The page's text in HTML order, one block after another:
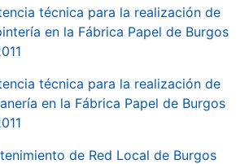
técnica para la realización de
en la Fábrica Papel de Burgos
técnica para la realización de
en la Fábrica Papel de Burgos
de Red Local de Burgos